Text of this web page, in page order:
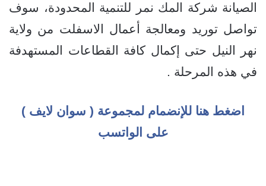
الصيانة شركة المك نمر للتنمية المحدودة، سوف
تواصل توريد ومعالجة أعمال الاسفلت من ولاية
نهر النيل حتى إكمال كافة القطاعات المستهدفة
في هذه المرحلة .
اضغط هنا للإنضمام لمجموعة ( سوان لايف )
على الواتسب